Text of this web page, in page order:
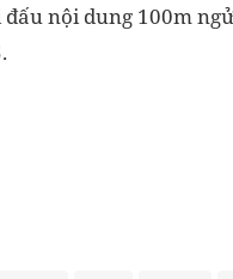
nội dung 100m